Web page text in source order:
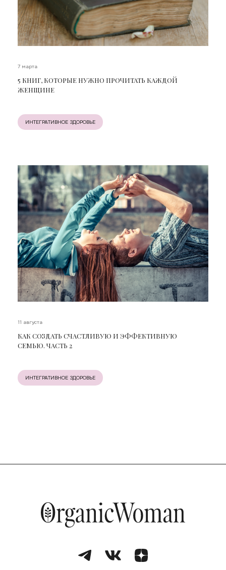
7 марта
5 КНИГ, КОТОРЫЕ НУЖНО ПРОЧИТАТЬ КАЖДОЙ
ЖЕНЩИНЕ
ИНТЕГРАТИВНОЕ ЗДОРОВЬЕ
11 августа
КАК СОЗДАТЬ СЧАСТЛИВУЮ И ЭФФЕКТИВНУЮ
СЕМЬЮ. ЧАСТЬ 2
ИНТЕГРАТИВНОЕ ЗДОРОВЬЕ